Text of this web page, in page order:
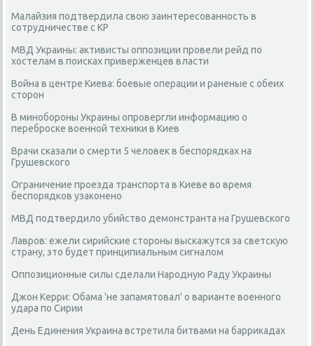
Малайзия подтвердила свою заинтересованность в
сотрудничестве с КР
МВД Украины: активисты оппозиции провели рейд по
хостелам в поисках приверженцев власти
Война в центре Киева: боевые операции и раненые с обеих
сторон
В минобороны Украины опровергли информацию о
переброске военной техники в Киев
Врачи сказали о смерти 5 человек в беспорядках на
Грушевского
Ограничение проезда транспорта в Киеве во время
беспорядков узаконено
МВД подтвердило убийство демонстранта на Грушевского
Лавров: ежели сирийские стороны выскажутся за светскую
страну, это будет принципиальным сигналом
Оппозиционные силы сделали Народную Раду Украины
Джон Керри: Обама 'не запамятовал' о варианте военного
удара по Сирии
День Единения Украина встретила битвами на баррикадах